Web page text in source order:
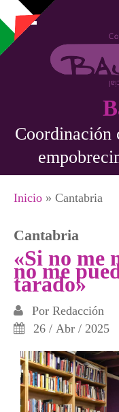
Pasar al contenido
Coordinación
Se
Inicio » Cantabria
Cantabria
«Si no me
no me
tarado»
Por Redacción
26 / Abr / 2025